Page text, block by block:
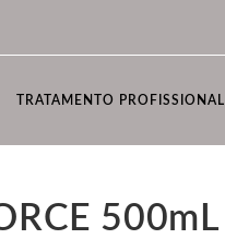
TRATAMENTO PROFISSIONAL
500mL